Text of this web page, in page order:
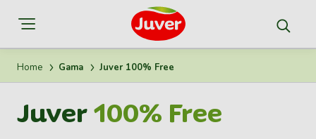
Home Gama Juver 100% Free
Juver 100% Free